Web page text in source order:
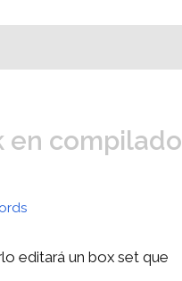
en compilado
editará un box set que